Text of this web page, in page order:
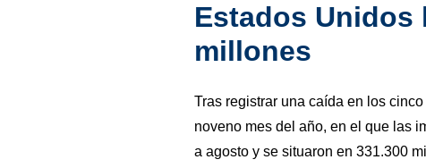
Estados Unidos
millones
Tras registrar una caída en los
noveno mes del año, en el que las
a agosto y se situaron en 331.300